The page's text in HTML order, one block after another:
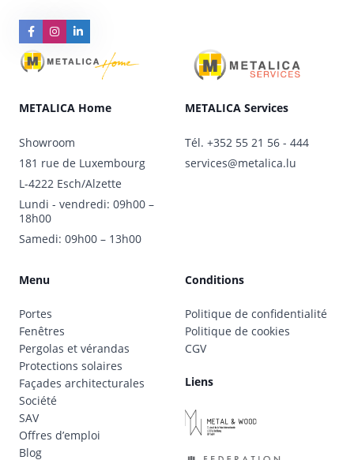
METALICA Home
Showroom
181 rue de Luxembourg
L-4222 Esch/Alzette
Lundi - vendredi: 09h00 –
18h00
Samedi: 09h00 – 13h00
METALICA Services
Tél. +352 55 21 56 - 444
services@metalica.lu
Menu
Portes
Fenêtres
Pergolas et vérandas
Protections solaires
Façades architecturales
Société
SAV
Offres d’emploi
Blog
Conditions
Politique de confidentialité
Politique de cookies
CGV
Liens